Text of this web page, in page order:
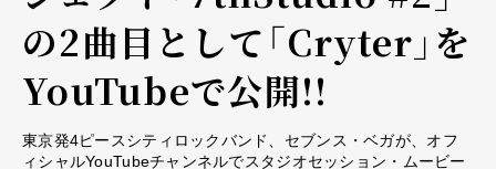
の2曲目として「Cryter」を
YouTubeで公開!!
東京発4ピースシティロックバンド、セブンス・ベガが、オフ
ィシャルYouTubeチャンネルでスタジオセッション・ムービー